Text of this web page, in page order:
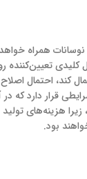
و نوسانات
تعیین‌کننده
کند، احتمال
قرار دارد که
تولید
بود.